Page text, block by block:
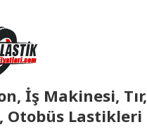
İş Makinesi, Tır,
Otobüs Lastikleri